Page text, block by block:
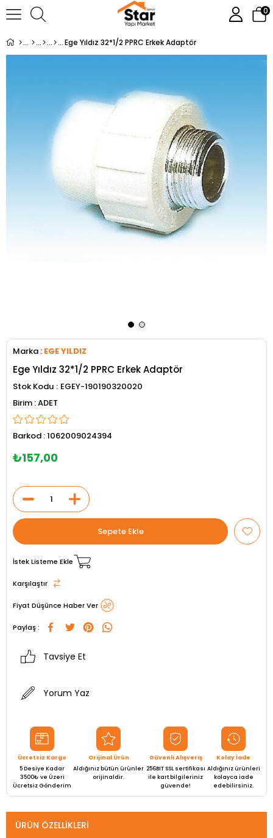
0
Ege Yıldız 32*1/2 PPRC Erkek Adaptör
Marka : EGE YILDIZ
Ege Yıldız 32*1/2 PPRC Erkek Adaptör
Stok Kodu
EGEY-190190320020
ADET
Barkod :1062009024394
₺157,00
İstek Listeme Ekle
Karşılaştır
Fiyat Düşünce Haber Ver
Paylaş :
Tavsiye Et
Yorum Yaz
Ücretsiz Kargo
5 Desiye Kadar
3500₺ ve Üzeri
Ücretsiz Gönderim
Orijinal Ürün
Aldığınız bütün ürünler
orijinaldir.
Güvenli Alışveriş
256BIT SSL sertifikası
ile kart bilgileriniz
güvende!
Kolay İade
Aldığınız ürünleri
kolayca iade
edebilirsiniz.
ÜRÜN ÖZELLIKLERI